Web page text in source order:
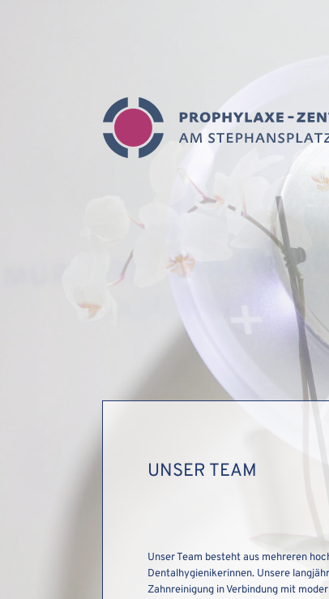
UNSER TEAM
Unser Team besteht aus mehreren
Dentalhygienikerinnen. Unsere
Zahnreinigung in Verbindung mit